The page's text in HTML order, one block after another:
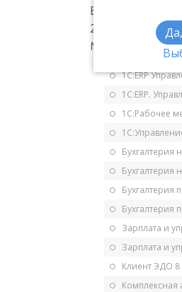
Внесены
2015 год, в том
№ 36н.
1С:ERP
1С:ERP.
1С:Рабочее
Бухгалтерия
Бухгалтерия
Бухгалтерия
Бухгалтерия
Зарплата и
Зарплата и
Клиент ЭДО 8
Комплексная